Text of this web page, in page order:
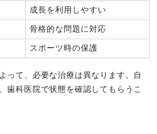
成長を利用しやすい
骨格的な問題に対応
スポーツ時の保護
って、必要な治療は異なります。自
歯科医院で状態を確認してもらうこ